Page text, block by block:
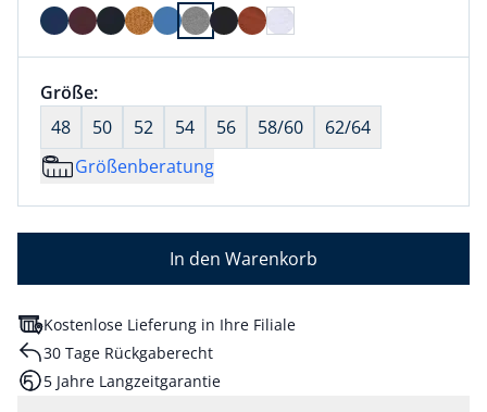
Farbe Mittelgrau ausgewählt
Größenauswahl:
Größe:nichts ausgewählt
48
50 52 54 56 58/60
62/64
Größenberatung
In den Warenkorb
Kostenlose Lieferung in Ihre Filiale
30 Tage Rückgaberecht
5 Jahre Langzeitgarantie